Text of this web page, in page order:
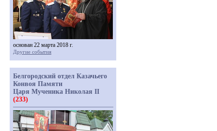
основан 22 марта 2018 г.
Другие события
Белгородский отдел Казачьего
Конвоя Памяти
Царя Мученика Николая II
(233)